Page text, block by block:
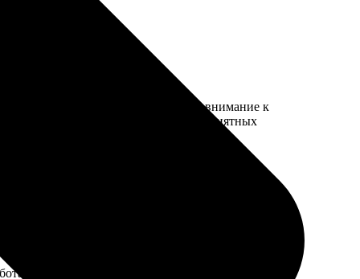
заказ прошёл быстро, проявили внимание к
и подарочно. Рекомендую для приятных
заявку. Получила всё вовремя и без задержек.